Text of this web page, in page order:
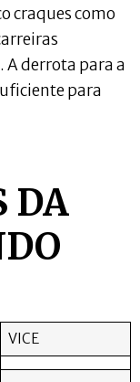
craques como
A derrota para a
para
DA
VICE